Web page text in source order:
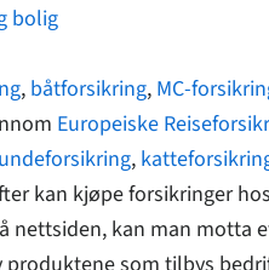
bolig
, båtforsikring, MC-
Europeiske
,
kan kjøpe forsikringer
nettsiden, kan man motta